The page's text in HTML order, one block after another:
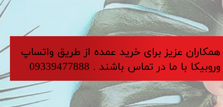
​​​همکاران عزیز برای خرید عمده از طریق واتساپ
وروبیکا با ما در تماس باشند . 09339477888